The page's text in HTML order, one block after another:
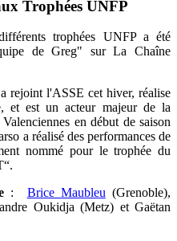
Trophées UNFP
trophées UNFP a été
de Greg" sur La Chaîne
rejoint l'ASSE cet hiver, réalise
et est un acteur majeur de la
en début de saison
a réalisé des performances de
nommé pour le trophée du
: Brice Maubleu (Grenoble),
Oukidja (Metz) et Gaëtan